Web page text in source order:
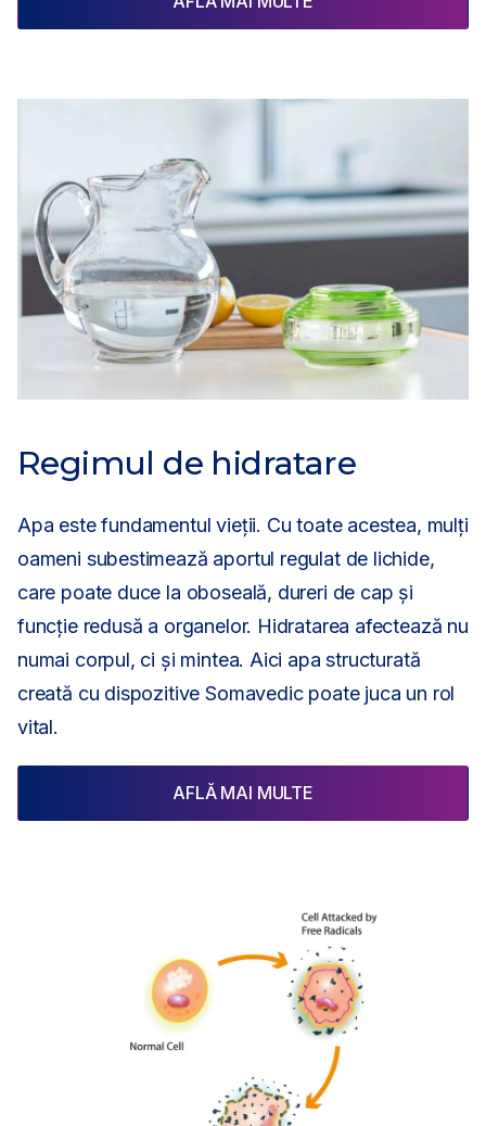
Regimul de hidratare
Apa este fundamentul vieții. Cu toate acestea, mulți
oameni subestimează aportul regulat de lichide,
care poate duce la oboseală, dureri de cap și
funcție redusă a organelor. Hidratarea afectează nu
numai corpul, ci și mintea. Aici apa structurată
creată cu dispozitive Somavedic poate juca un rol
vital.
AFLĂ MAI MULTE